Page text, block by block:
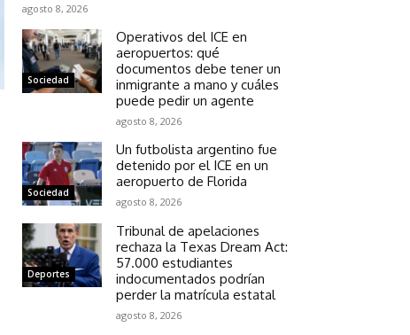
agosto 8, 2026
Sociedad
Operativos del ICE en
aeropuertos: qué
documentos debe tener un
inmigrante a mano y cuáles
puede pedir un agente
agosto 8, 2026
Sociedad
Un futbolista argentino fue
detenido por el ICE en un
aeropuerto de Florida
agosto 8, 2026
Deportes
Tribunal de apelaciones
rechaza la Texas Dream Act:
57.000 estudiantes
indocumentados podrían
perder la matrícula estatal
agosto 8, 2026